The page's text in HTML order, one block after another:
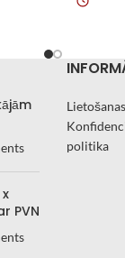
PVN
politika